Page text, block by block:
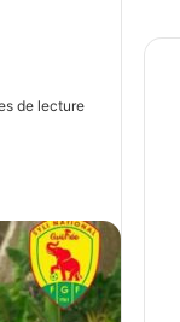
de lecture